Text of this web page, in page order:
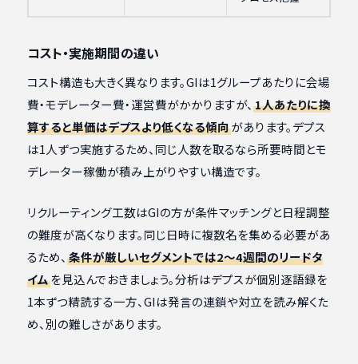
コスト・実施期間の違い
コスト構造も大きく異なります。GIは1グループあたりに会場
費・モデレーター費・運営費がかかりますが、 1人あたりに換
算すると単価はデプスより低くなる傾向があります。デプス
は1人ずつ実施するため、同じ人数を取るなら所要時間とモ
デレーター稼働が積み上がりやすい構造です。
リクルーティング工数はGIの方が条件マッチングと日程調整
の難度が高くなります。同じ日時に複数名を集める必要があ
るため、 条件が厳しいセグメントでは2〜4週間のリードタ
イムを見込んでおきましょう。分析はデプスが個別逐語録を
1本ずつ精読する一方、GIは発言の連鎖や対立を読み解くた
め、別の難しさがあります。